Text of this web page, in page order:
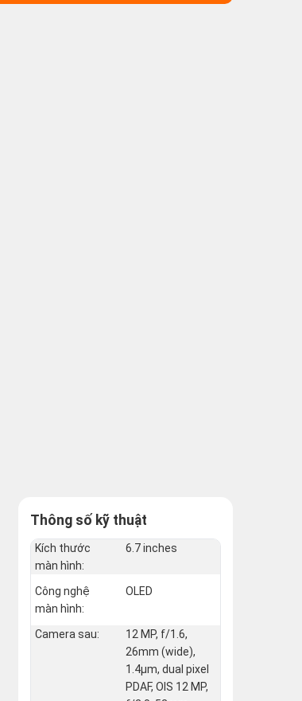
Thông số kỹ thuật
Kích thước
màn hình:
6.7 inches
Công nghệ
màn hình:
OLED
Camera sau:
12 MP, f/1.6,
26mm (wide),
1.4µm, dual pixel
PDAF, OIS 12 MP,